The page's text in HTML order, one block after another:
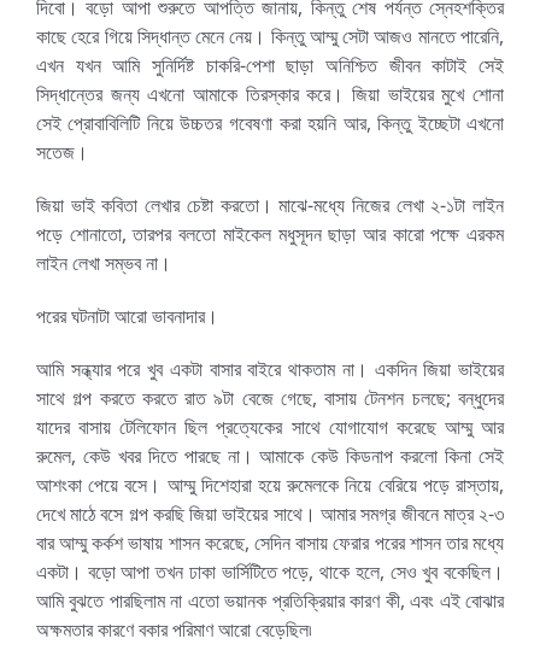
দিবো। বড়ো আপা শুরুতে আপত্তি জানায়, কিন্তু শেষ পর্যন্ত স্নেহশক্তির
কাছে হেরে গিয়ে সিদ্ধান্ত মেনে নেয়। কিন্তু আম্মু সেটা আজও মানতে পারেনি,
এখন যখন আমি সুনির্দিষ্ট চাকরি-পেশা ছাড়া অনিশ্চিত জীবন কাটাই সেই
সিদ্ধান্তের জন্য এখনো আমাকে তিরস্কার করে। জিয়া ভাইয়ের মুখে শোনা
সেই প্রোবাবিলিটি নিয়ে উচ্চতর গবেষণা করা হয়নি আর, কিন্তু ইচ্ছেটা এখনো
সতেজ।
জিয়া ভাই কবিতা লেখার চেষ্টা করতো। মাঝে-মধ্যে নিজের লেখা ২-১টা লাইন
পড়ে শোনাতো, তারপর বলতো মাইকেল মধুসূদন ছাড়া আর কারো পক্ষে এরকম
লাইন লেখা সম্ভব না।
পরের ঘটনাটা আরো ভাবনাদার।
আমি সন্ধ্যার পরে খুব একটা বাসার বাইরে থাকতাম না। একদিন জিয়া ভাইয়ের
সাথে গল্প করতে করতে রাত ৯টা বেজে গেছে, বাসায় টেনশন চলছে; বন্ধুদের
যাদের বাসায় টেলিফোন ছিল প্রত্যেকের সাথে যোগাযোগ করেছে আম্মু আর
রুমেল, কেউ খবর দিতে পারছে না। আমাকে কেউ কিডনাপ করলো কিনা সেই
আশংকা পেয়ে বসে। আম্মু দিশেহারা হয়ে রুমেলকে নিয়ে বেরিয়ে পড়ে রাস্তায়,
দেখে মাঠে বসে গল্প করছি জিয়া ভাইয়ের সাথে। আমার সমগ্র জীবনে মাত্র ২-৩
বার আম্মু কর্কশ ভাষায় শাসন করেছে, সেদিন বাসায় ফেরার পরের শাসন তার মধ্যে
একটা। বড়ো আপা তখন ঢাকা ভার্সিটিতে পড়ে, থাকে হলে, সেও খুব বকেছিল।
আমি বুঝতে পারছিলাম না এতো ভয়ানক প্রতিক্রিয়ার কারণ কী, এবং এই বোঝার
অক্ষমতার কারণে বকার পরিমাণ আরো বেড়েছিল৷